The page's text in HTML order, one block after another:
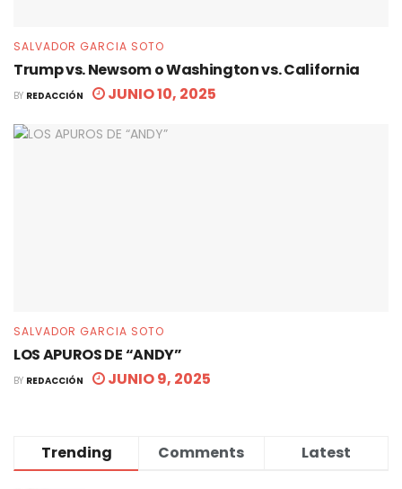
SALVADOR GARCIA SOTO
Trump vs. Newsom o Washington vs. California
BY REDACCIÓN JUNIO 10, 2025
SALVADOR GARCIA SOTO
LOS APUROS DE “ANDY”
BY REDACCIÓN JUNIO 9, 2025
Trending Comments Latest